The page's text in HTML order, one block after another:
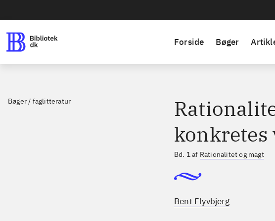
Forside Bøger
Bøger / faglitteratur
konkretes
Bd. 1 af Rationalitet og magt
Bent Flyvbjerg